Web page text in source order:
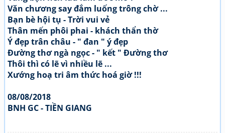
Văn chương say đắm luống trông chờ ...
Bạn bè hội tụ - Trời vui vẻ
Thân mến phôi phai - khách thẩn thờ
Ý đẹp trân châu - " đan " ý đẹp
Đường thơ ngà ngọc - " kết " Đường thơ
Thôi thì có lẽ vì nhiều lẽ ...
Xướng hoạ tri âm thức hoá giờ !!!
08/08/2018
BNH GC - TIỀN GIANG